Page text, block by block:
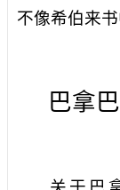
不像希伯来
巴拿巴